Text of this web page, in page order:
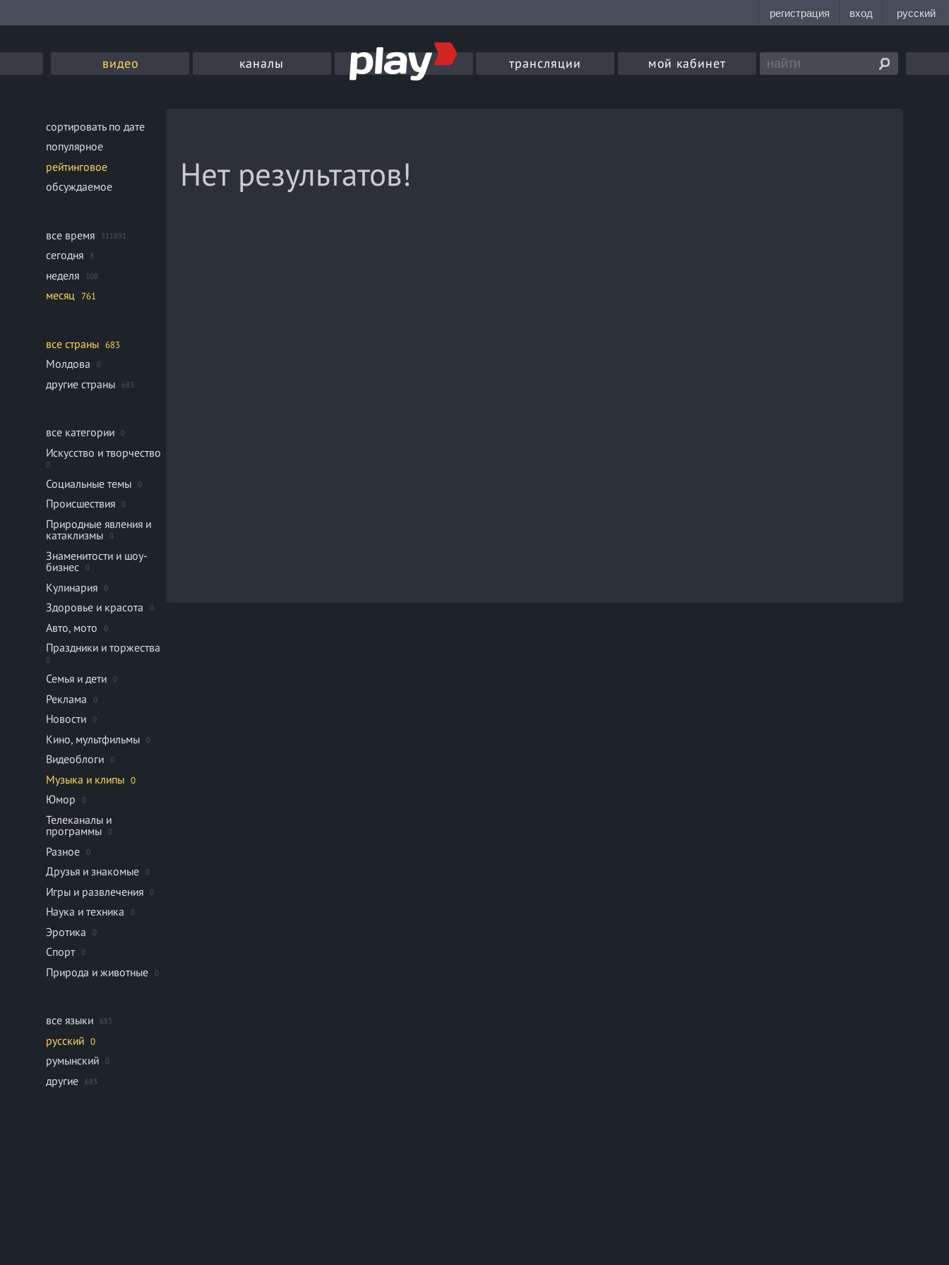
видео каналы трансляции мой кабинет
сортировать по дате
популярное
рейтинговое
обсуждаемое
все время 311891
сегодня 8
неделя 108
месяц 761
все страны 683
Молдова 0
другие страны 683
все категории 0
Искусство и творчество
0
Социальные темы 0
Происшествия 0
Природные явления и
катаклизмы
0
Знаменитости и шоу-
бизнес
0
Кулинария 0
Здоровье и красота 0
Авто, мото 0
Праздники и торжества
0
Семья и дети 0
Реклама 0
Новости 0
Кино, мультфильмы 0
Видеоблоги 0
Музыка и клипы 0
Юмор 0
Телеканалы и
программы
0
Разное 0
Друзья и знакомые 0
Игры и развлечения 0
Наука и техника 0
Эротика 0
Спорт 0
Природа и животные 0
все языки 683
русский 0
румынский 0
другие 683
Нет результатов!